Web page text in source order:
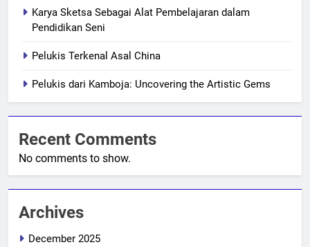
Karya Sketsa Sebagai Alat Pembelajaran dalam
Pendidikan Seni
Pelukis Terkenal Asal China
Pelukis dari Kamboja: Uncovering the Artistic Gems
Recent Comments
No comments to show.
Archives
December 2025